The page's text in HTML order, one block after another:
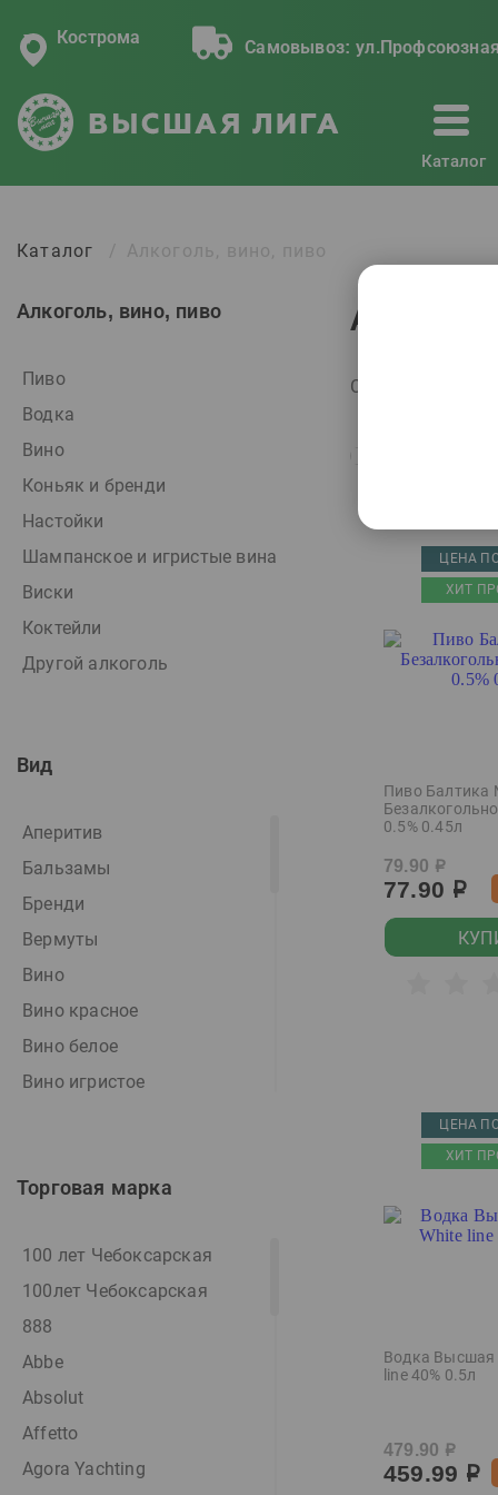
Кострома
Самовывоз:
Каталог
Каталог Алкоголь, вино, пиво
Алкоголь, вино, пиво
Пиво
Водка
Вино
Коньяк и бренди
Настойки
Шампанское и игристые вина
Виски
Коктейли
Другой алкоголь
Вид
Аперитив
Бальзамы
Бренди
Вермуты
Вино
Вино красное
Вино белое
Вино игристое
Вино розовое
Виски
Водка
Водка особая
Джин
Дистиллят
Игристое вино
Коктейль
Торговая марка
100 лет Чебоксарская
100лет Чебоксарская
888
Abbe
Absolut
Affetto
Agora Yachting
Сортировать по:
ЦЕНА
ХИТ
Пиво Балтика
0.5% 0.45л
79.90 р
77.90 р
ЦЕНА
ХИТ
Водка Высшая
line 40% 0.5л
479.90 р
459.99 р